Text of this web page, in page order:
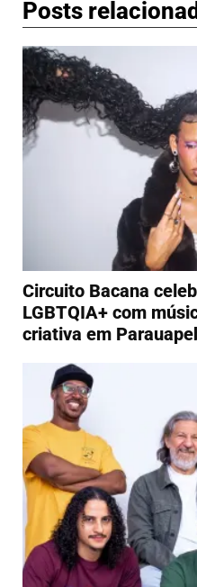
Posts
Circuito Bacana
LGBTQIA+ com
criativa em